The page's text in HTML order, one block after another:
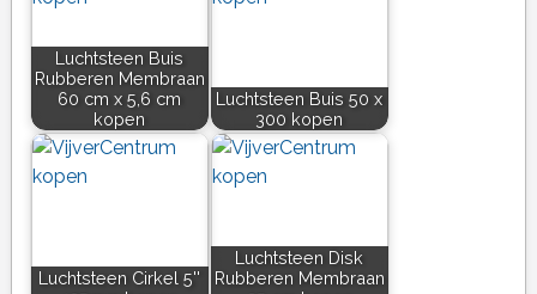
Luchtsteen Buis
Rubberen Membraan
60 cm x 5,6 cm
kopen
Luchtsteen Buis 50 x
300 kopen
Luchtsteen Cirkel 5''
Luchtsteen Disk
Rubberen Membraan